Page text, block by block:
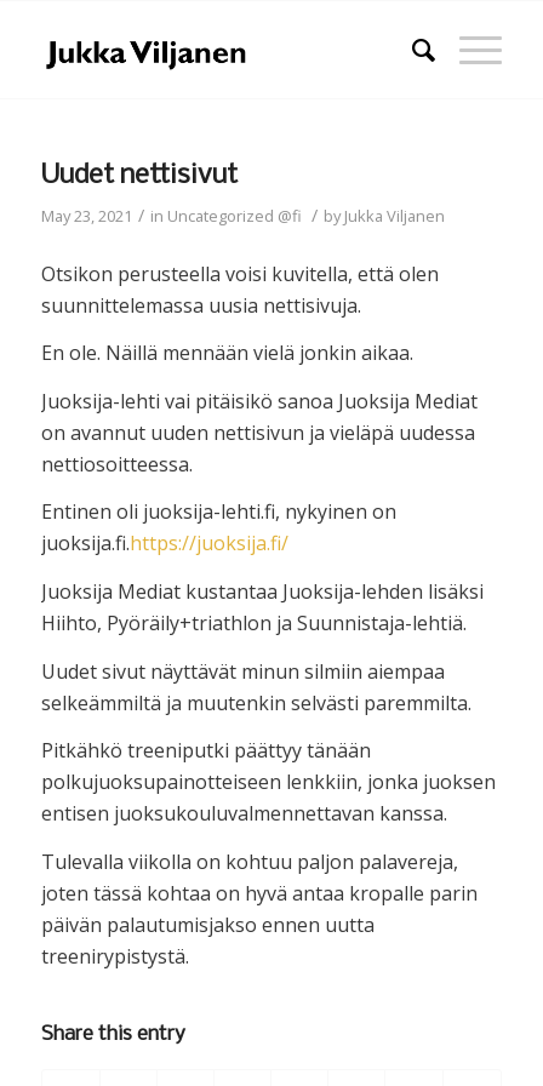
Uudet nettisivut
May 23, 2021 / in Uncategorized @fi / byJukka Viljanen
Otsikon perusteella voisi kuvitella, että olen
suunnittelemassa uusia nettisivuja.
En ole. Näillä mennään vielä jonkin aikaa.
Juoksija-lehti vai pitäisikö sanoa Juoksija Mediat
on avannut uuden nettisivun ja vieläpä uudessa
nettiosoitteessa.
Entinen oli juoksija-lehti.fi, nykyinen on
juoksija.fi.https://juoksija.fi/
Juoksija Mediat kustantaa Juoksija-lehden lisäksi
Hiihto, Pyöräily+triathlon ja Suunnistaja-lehtiä.
Uudet sivut näyttävät minun silmiin aiempaa
selkeämmiltä ja muutenkin selvästi paremmilta.
Pitkähkö treeniputki päättyy tänään
polkujuoksupainotteiseen lenkkiin, jonka juoksen
entisen juoksukouluvalmennettavan kanssa.
Tulevalla viikolla on kohtuu paljon palavereja,
joten tässä kohtaa on hyvä antaa kropalle parin
päivän palautumisjakso ennen uutta
treenirypistystä.
Share this entry